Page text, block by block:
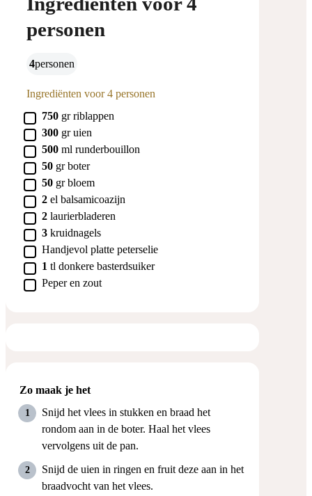
personen
4 personen
Ingrediënten voor 4 personen
▢
750 gr riblappen
▢
300 gr uien
▢
500 ml runderbouillon
▢
50 gr boter
▢
50 gr bloem
▢
2 el balsamicoazijn
▢
2 laurierbladeren
▢
3 kruidnagels
▢
Handjevol platte peterselie
▢
1 tl donkere basterdsuiker
▢
Peper en zout
Zo maak je het
Snijd het vlees in stukken en braad het
rondom aan in de boter. Haal het vlees
vervolgens uit de pan.
Snijd de uien in ringen en fruit deze aan in het
braadvocht van het vlees.